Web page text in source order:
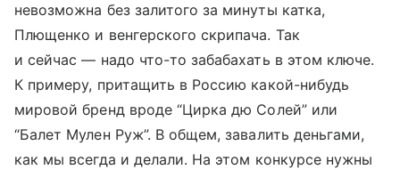
невозможна без залитого за минуты катка,
Плющенко и венгерского скрипача. Так
и сейчас — надо что-то забабахать в этом ключе.
К примеру, притащить в Россию какой-нибудь
мировой бренд вроде “Цирка дю Солей” или
“Балет Мулен Руж”. В общем, завалить деньгами,
как мы всегда и делали. На этом конкурсе нужны